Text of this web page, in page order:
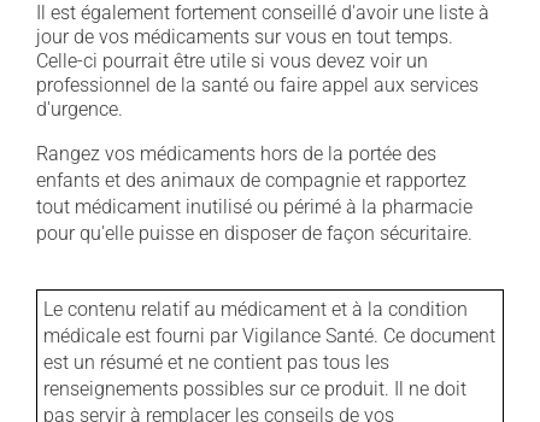
Il est également fortement conseillé d'avoir une liste à
jour de vos médicaments sur vous en tout temps.
Celle-ci pourrait être utile si vous devez voir un
professionnel de la santé ou faire appel aux services
d'urgence.
Rangez vos médicaments hors de la portée des
enfants et des animaux de compagnie et rapportez
tout médicament inutilisé ou périmé à la pharmacie
pour qu'elle puisse en disposer de façon sécuritaire.
Le contenu relatif au médicament et à la condition
médicale est fourni par Vigilance Santé. Ce document
est un résumé et ne contient pas tous les
renseignements possibles sur ce produit. Il ne doit
pas servir à remplacer les conseils de vos